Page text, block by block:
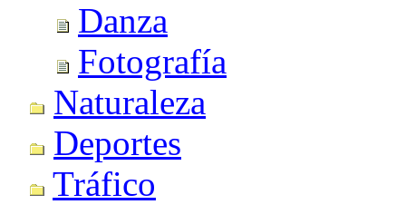
Danza
Fotografía
Naturaleza
Deportes
Tráfico